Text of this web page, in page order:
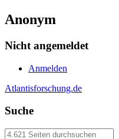
Anonym
Nicht angemeldet
Anmelden
Atlantisforschung.de
Suche